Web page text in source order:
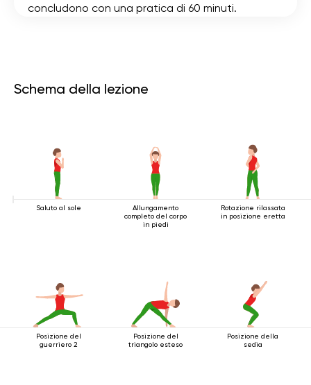
concludono con una pratica di 60 minuti.
Schema della lezione
Saluto al sole
Allungamento
completo del corpo
in piedi
Rotazione rilassata
in posizione eretta
Posizione del
guerriero 2
Posizione del
triangolo esteso
Posizione della
sedia